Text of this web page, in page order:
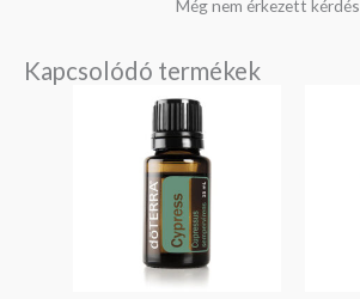
Még nem érkezett kérdés
Kapcsolódó termékek